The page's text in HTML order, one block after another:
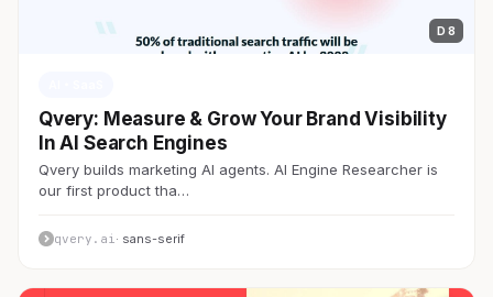
D 8
Qvery: Measure & Grow Your Brand Visibility
In AI Search Engines
Qvery builds marketing AI agents. AI Engine Researcher is
our first product tha…
qvery.ai · sans-serif